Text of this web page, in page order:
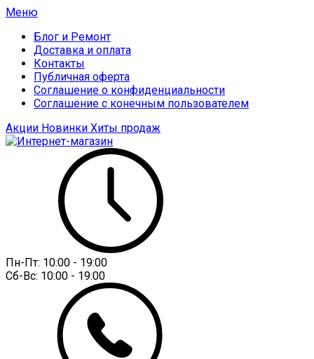
Меню
Блог и Ремонт
Доставка и оплата
Контакты
Публичная оферта
Соглашение о конфиденциальности
Соглашение с конечным пользователем
Акции Новинки Хиты продаж
Пн-Пт: 10:00 - 19:00
Сб-Вс: 10:00 - 19:00